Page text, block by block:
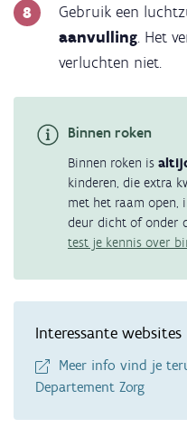
Gebruik een
aanvulling. Het
verluchten niet.
Binnen roken
Binnen roken is
kinderen, die extra
met het raam open,
deur dicht of onder
test je kennis over
Interessante websites
Meer info vind je
Departement Zorg